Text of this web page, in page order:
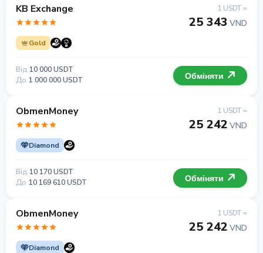
KB Exchange
Gold
1 USDT =
25 343 VND
Від 10 000 USDT
До 1 000 000 USDT Обміняти
ObmenMoney
Diamond
1 USDT =
25 242 VND
Від 10 170 USDT
До 10 169 610 USDT Обміняти
ObmenMoney
Diamond
1 USDT =
25 242 VND